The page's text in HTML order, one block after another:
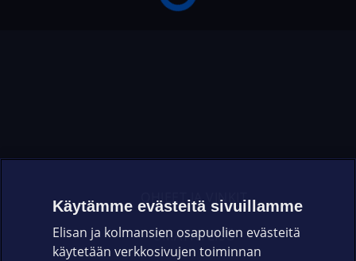
OHJEET JA VINKIT
OMAYHTEISÖ
Käytämme evästeitä sivuillamme
Elisan ja kolmansien osapuolien evästeitä
käytetään verkkosivujen toiminnan